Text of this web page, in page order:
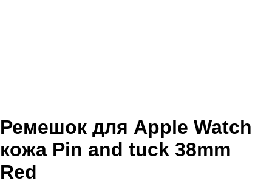
Ремешок для Apple Watch
кожа Pin and tuck 38mm
Red